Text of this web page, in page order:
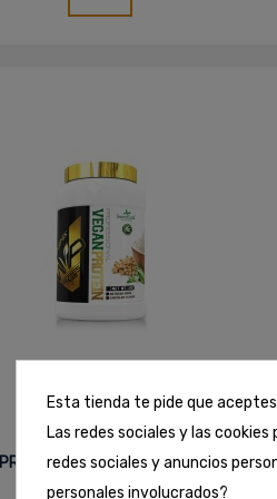
Proteína Vegetal
PROTEIN VEGAN 1KG - MVP
30,44 €
Esta tienda te pide que
Las redes sociales y las
redes sociales y anuncios
personales involucrados?